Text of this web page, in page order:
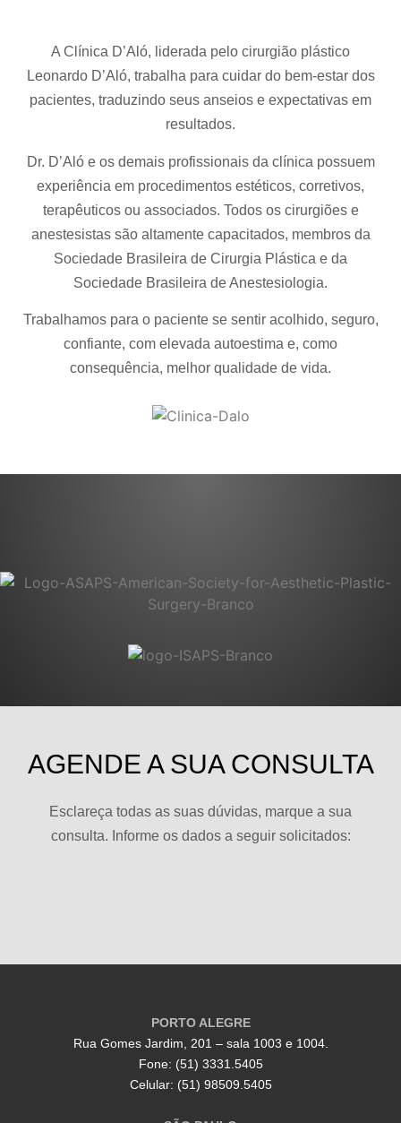
A Clínica D’Aló, liderada pelo cirurgião plástico
Leonardo D’Aló, trabalha para cuidar do bem-estar dos
pacientes, traduzindo seus anseios e expectativas em
resultados.
Dr. D’Aló e os demais profissionais da clínica possuem
experiência em procedimentos estéticos, corretivos,
terapêuticos ou associados. Todos os cirurgiões e
anestesistas são altamente capacitados, membros da
Sociedade Brasileira de Cirurgia Plástica e da
Sociedade Brasileira de Anestesiologia.
Trabalhamos para o paciente se sentir acolhido, seguro,
confiante, com elevada autoestima e, como
consequência, melhor qualidade de vida.
AGENDE A SUA CONSULTA
Esclareça todas as suas dúvidas, marque a sua
consulta. Informe os dados a seguir solicitados:
PORTO ALEGRE
Rua Gomes Jardim, 201 – sala 1003 e 1004.
Fone: (51) 3331.5405
Celular: (51) 98509.5405